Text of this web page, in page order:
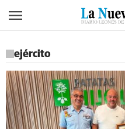
ejército